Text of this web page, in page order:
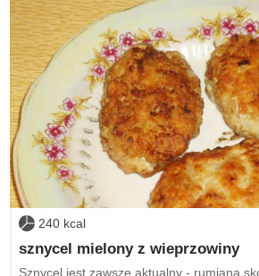
240 kcal
sznycel mielony z wieprzowiny
Sznycel jest zawsze aktualny - rumiana